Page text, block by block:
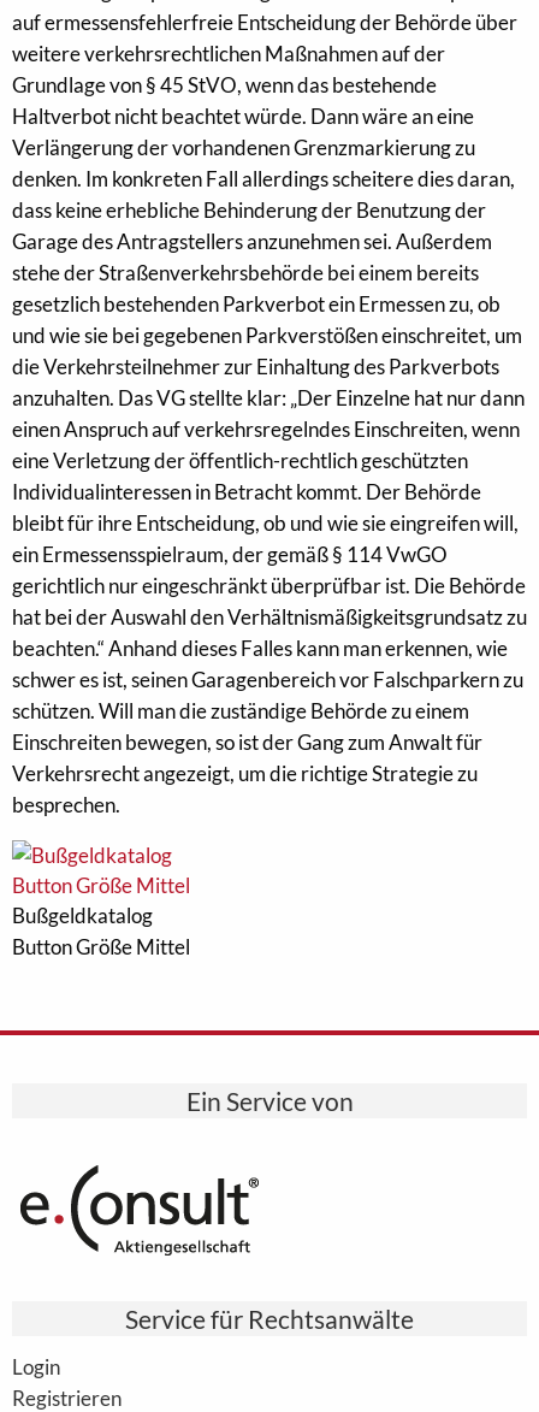
auf ermessensfehlerfreie Entscheidung der Behörde über
weitere verkehrsrechtlichen Maßnahmen auf der
Grundlage von § 45 StVO, wenn das bestehende
Haltverbot nicht beachtet würde. Dann wäre an eine
Verlängerung der vorhandenen Grenzmarkierung zu
denken. Im konkreten Fall allerdings scheitere dies daran,
dass keine erhebliche Behinderung der Benutzung der
Garage des Antragstellers anzunehmen sei. Außerdem
stehe der Straßenverkehrsbehörde bei einem bereits
gesetzlich bestehenden Parkverbot ein Ermessen zu, ob
und wie sie bei gegebenen Parkverstößen einschreitet, um
die Verkehrsteilnehmer zur Einhaltung des Parkverbots
anzuhalten. Das VG stellte klar: „Der Einzelne hat nur dann
einen Anspruch auf verkehrsregelndes Einschreiten, wenn
eine Verletzung der öffentlich-rechtlich geschützten
Individualinteressen in Betracht kommt. Der Behörde
bleibt für ihre Entscheidung, ob und wie sie eingreifen will,
ein Ermessensspielraum, der gemäß § 114 VwGO
gerichtlich nur eingeschränkt überprüfbar ist. Die Behörde
hat bei der Auswahl den Verhältnismäßigkeitsgrundsatz zu
beachten.“ Anhand dieses Falles kann man erkennen, wie
schwer es ist, seinen Garagenbereich vor Falschparkern zu
schützen. Will man die zuständige Behörde zu einem
Einschreiten bewegen, so ist der Gang zum Anwalt für
Verkehrsrecht angezeigt, um die richtige Strategie zu
besprechen.
Bußgeldkatalog
Button Größe Mittel
Ein Service von
Service für Rechtsanwälte
Login
Registrieren